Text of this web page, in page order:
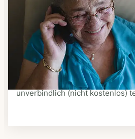
Bestellen & liefern lassen
Suchen Sie sich aus dem
aus, was Ihnen schmeckt.
schriftlich oder im Online-Shop
Ein Kurier liefert Ihnen das
vereinbarten Zeitpunkt nach
Anbietern können Sie Essen auf
unverbindlich (nicht kostenlos)